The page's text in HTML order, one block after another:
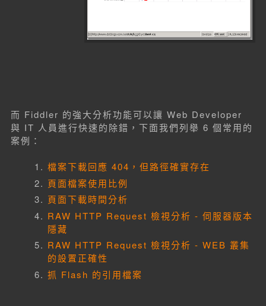
而 Fiddler 的強大分析功能可以讓 Web Developer
與 IT 人員進行快速的除錯，下面我們列舉 6 個常用的
案例：
檔案下載回應 404，但路徑確實存在
頁面檔案使用比例
頁面下載時間分析
RAW HTTP Request 檢視分析 - 伺服器版本
隱藏
RAW HTTP Request 檢視分析 - WEB 叢集
的設置正確性
抓 Flash 的引用檔案